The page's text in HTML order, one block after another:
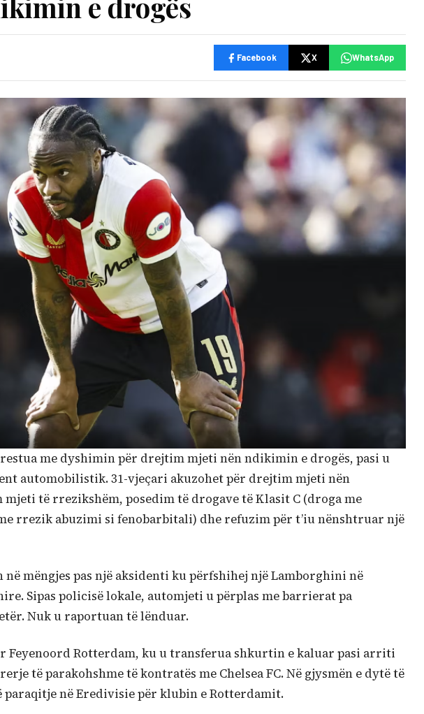
Facebook X WhatsApp
me dyshimin për drejtim mjeti nën ndikimin e drogës, pasi u
automobilistik. 31-vjeçari akuzohet për drejtim mjeti nën
të rrezikshëm, posedim të drogave të Klasit C (droga me
rrezik abuzimi si fenobarbitali) dhe refuzim për t’iu nënshtruar një
mëngjes pas një aksidenti ku përfshihej një Lamborghini në
Sipas policisë lokale, automjeti u përplas me barrierat pa
Nuk u raportuan të lënduar.
Feyenoord Rotterdam, ku u transferua shkurtin e kaluar pasi arriti
të parakohshme të kontratës me Chelsea FC. Në gjysmën e dytë të
paraqitje në Eredivisie për klubin e Rotterdamit.